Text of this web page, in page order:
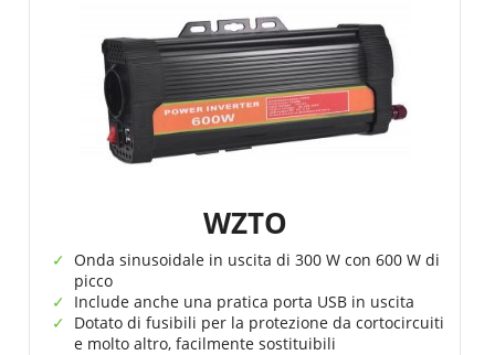
WZTO
Onda sinusoidale in uscita di 300 W con 600 W di
picco
Include anche una pratica porta USB in uscita
Dotato di fusibili per la protezione da cortocircuiti
e molto altro, facilmente sostituibili